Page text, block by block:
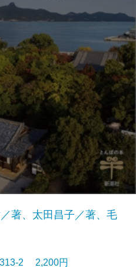
著、太田昌子／著、毛
2 2,200円